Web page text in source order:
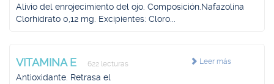
Alivio del enrojecimiento del ojo. Composición.Nafazolina
Clorhidrato 0,12 mg. Excipientes: Cloro...
Leer más
VITAMINA E 622 lecturas
Antioxidante. Retrasa el